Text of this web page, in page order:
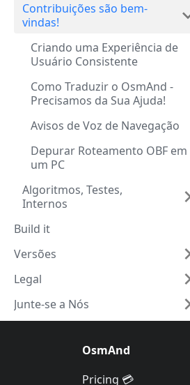
Contribuições são bem-
vindas!
Criando uma Experiência de
Usuário Consistente
Como Traduzir o OsmAnd -
Precisamos da Sua Ajuda!
Avisos de Voz de Navegação
Depurar Roteamento OBF em
um PC
Algoritmos, Testes,
Internos
Build it
Versões
Legal
Junte-se a Nós
OsmAnd
Pricing 💳